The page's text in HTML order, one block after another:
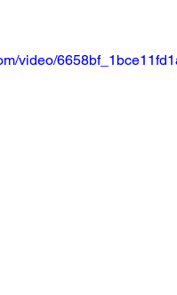
video/